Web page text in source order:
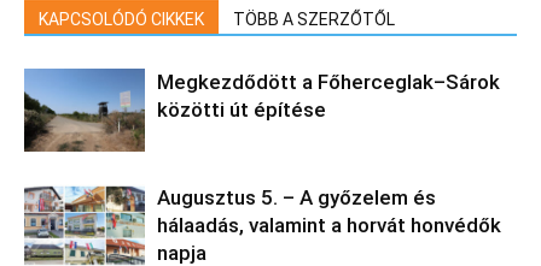
KAPCSOLÓDÓ CIKKEK TÖBB A SZERZŐTŐL
Megkezdődött a Főherceglak–Sárok
közötti út építése
Augusztus 5. – A győzelem és
hálaadás, valamint a horvát honvédők
napja